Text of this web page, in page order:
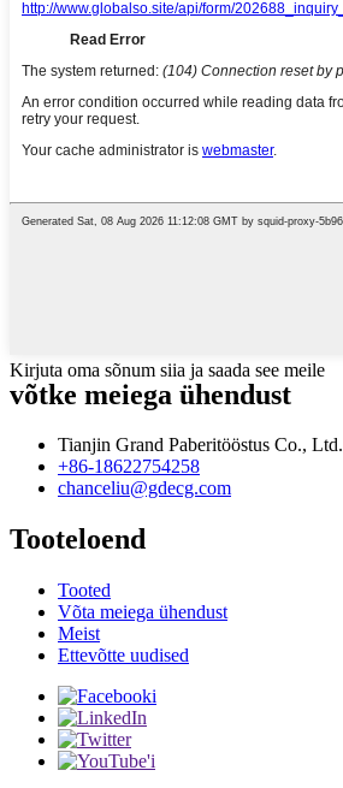
Kirjuta oma sõnum siia ja saada see meile
võtke meiega ühendust
Tianjin Grand Paberitööstus Co., Ltd.
+86-18622754258
chanceliu@gdecg.com
Tooteloend
Tooted
Võta meiega ühendust
Meist
Ettevõtte uudised